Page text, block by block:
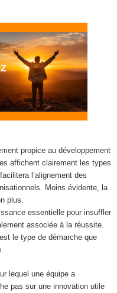
propice au développement
affichent clairement les types
l’alignement des
Moins évidente, la
plus.
essentielle pour insuffler
associée à la réussite.
le type de démarche que
lequel une équipe a
pas sur une innovation utile